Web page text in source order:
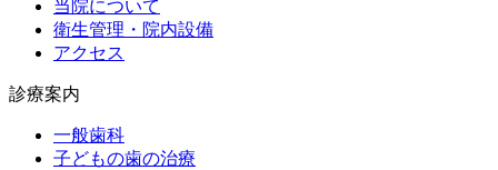
当院について
衛生管理・院内設備
アクセス
診療案内
一般歯科
子どもの歯の治療